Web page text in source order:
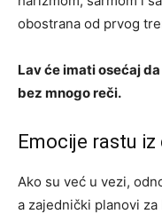
obostrana od prvog
Lav će imati osećaj
bez mnogo reči.
Emocije rastu iz
Ako su već u vezi,
a zajednički planovi